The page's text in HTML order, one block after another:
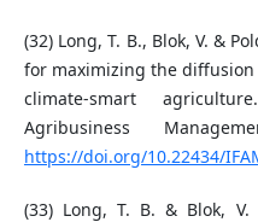
(32) Long, T. B., Blok, V. &
for maximizing the
climate-smart
Agribusiness
https://doi.org/10.22434/
(33) Long, T. B. & Blok,